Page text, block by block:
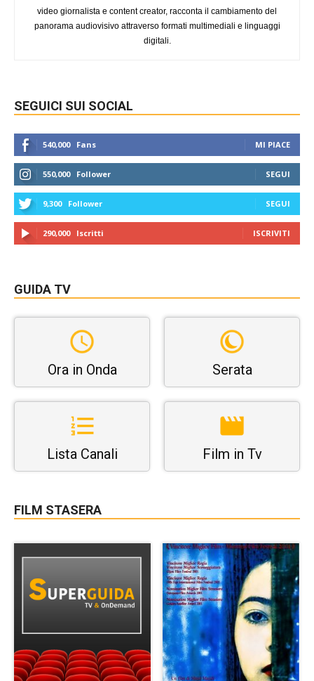
video giornalista e content creator, racconta il cambiamento del
panorama audiovisivo attraverso formati multimediali e linguaggi
digitali.
SEGUICI SUI SOCIAL
540,000 Fans MI PIACE
550,000 Follower SEGUI
9,300 Follower SEGUI
290,000 Iscritti ISCRIVITI
GUIDA TV
Ora in Onda Serata
Lista Canali Film in Tv
FILM STASERA